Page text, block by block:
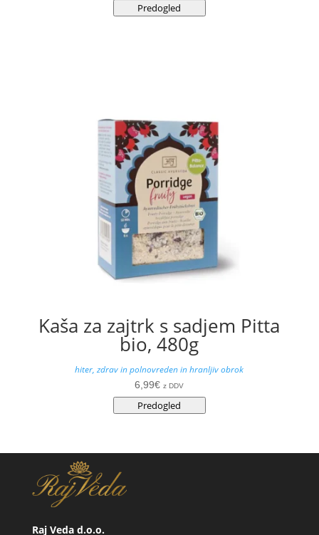
Predogled
Kaša za zajtrk s sadjem Pitta
bio, 480g
hiter, zdrav in polnovreden in hranljiv obrok
6,99€ z DDV
Predogled
Raj Veda d.o.o.